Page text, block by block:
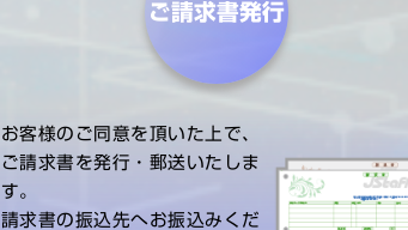
ご請求書発行
お客様のご同意を頂いた上で、
ご請求書を発行・郵送いたしま
す。
請求書の振込先へお振込みくだ